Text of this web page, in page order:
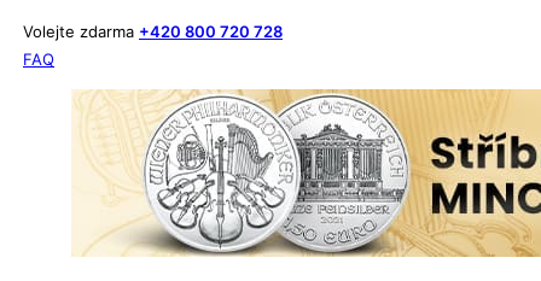
Volejte zdarma +420 800 720 728
FAQ